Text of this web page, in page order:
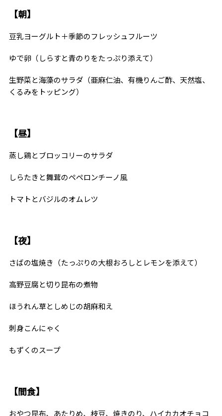
【朝】
豆乳ヨーグルト＋季節のフレッシュフルーツ
ゆで卵（しらすと青のりをたっぷり添えて）
生野菜と海藻のサラダ（亜麻仁油、有機りんご酢、天然塩、
くるみをトッピング）
【昼】
蒸し鶏とブロッコリーのサラダ
しらたきと舞茸のペペロンチーノ風
トマトとバジルのオムレツ
【夜】
さばの塩焼き（たっぷりの大根おろしとレモンを添えて）
高野豆腐と切り昆布の煮物
ほうれん草としめじの胡麻和え
刺身こんにゃく
もずくのスープ
【間食】
おやつ昆布、あたりめ、枝豆、焼きのり、ハイカカオチョコ